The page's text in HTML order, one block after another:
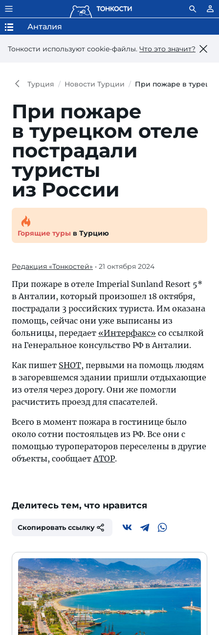
Тонкости используют сookie-файлы. Что это значит?
Анталия
Турция Новости Турции При пожаре в
При пожаре
в турец­ком оте­ле
по­страдали
турис­ты
из России
Горящие туры в Турцию
Редакция «Тонкостей» • 21 октября 2024
При пожаре в отеле Imperial Sunland Resort 5*
в Анталии, который произошел 18 октября,
пострадали 3 российских туриста. Им оказана
помощь, сейчас они уже выписаны из
больницы, передает «Интерфакс» со ссылкой
на Генеральное консульство РФ в Анталии.
Как пишет SHOT, первыми на помощь людям
в загоревшемся здании пришли отдыхающие
из отеля через дорогу. Они же помогли
расчистить проезд для спасателей.
Всего в момент пожара в гостинице было
около сотни постояльцев из РФ. Все они с
помощью туроператоров переселены в другие
объекты, сообщаетАТОР.
Делитесь тем, что нравится
Скопировать ссылку